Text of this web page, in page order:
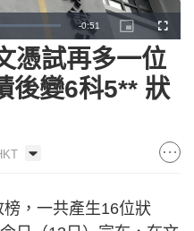
Remaining
Time
-0:51
Picture-
in-
Picture
憑試再多一位
後變6科5** 狀
，一共產生16位狀